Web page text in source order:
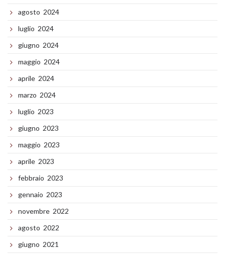
agosto 2024
luglio 2024
giugno 2024
maggio 2024
aprile 2024
marzo 2024
luglio 2023
giugno 2023
maggio 2023
aprile 2023
febbraio 2023
gennaio 2023
novembre 2022
agosto 2022
giugno 2021